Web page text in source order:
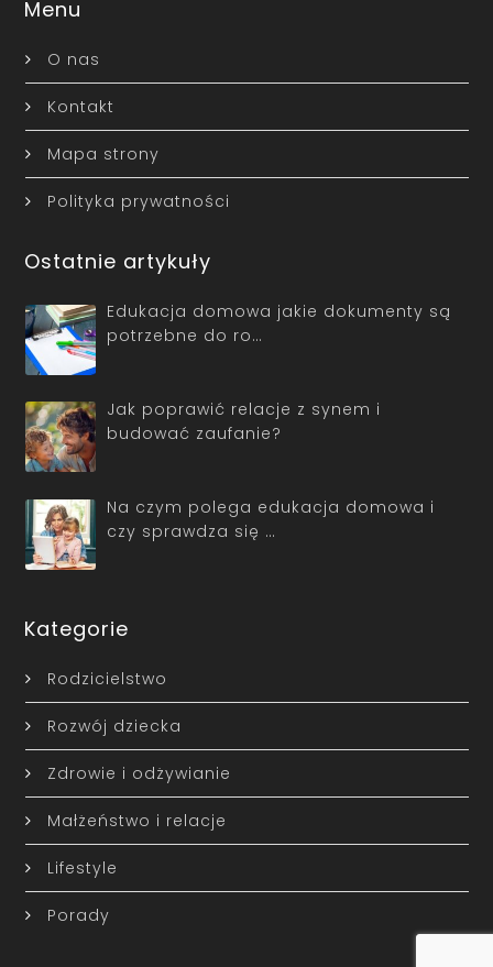
Menu
O nas
Kontakt
Mapa strony
Polityka prywatności
Ostatnie artykuły
Edukacja domowa jakie dokumenty są
potrzebne do ro…
Jak poprawić relacje z synem i
budować zaufanie?
Na czym polega edukacja domowa i
czy sprawdza się …
Kategorie
Rodzicielstwo
Rozwój dziecka
Zdrowie i odżywianie
Małżeństwo i relacje
Lifestyle
Porady